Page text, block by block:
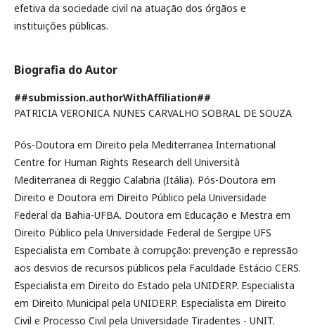
efetiva da sociedade civil na atuação dos órgãos e
instituições públicas.
Biografia do Autor
##submission.authorWithAffiliation##
PATRICIA VERONICA NUNES CARVALHO SOBRAL DE SOUZA
Pós-Doutora em Direito pela Mediterranea International
Centre for Human Rights Research dell Università
Mediterranea di Reggio Calabria (Itália). Pós-Doutora em
Direito e Doutora em Direito Público pela Universidade
Federal da Bahia-UFBA. Doutora em Educação e Mestra em
Direito Público pela Universidade Federal de Sergipe UFS
Especialista em Combate à corrupção: prevenção e repressão
aos desvios de recursos públicos pela Faculdade Estácio CERS.
Especialista em Direito do Estado pela UNIDERP. Especialista
em Direito Municipal pela UNIDERP. Especialista em Direito
Civil e Processo Civil pela Universidade Tiradentes - UNIT.